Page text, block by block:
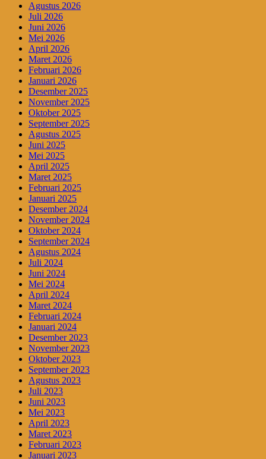
Agustus 2026
Juli 2026
Juni 2026
Mei 2026
April 2026
Maret 2026
Februari 2026
Januari 2026
Desember 2025
November 2025
Oktober 2025
September 2025
Agustus 2025
Juni 2025
Mei 2025
April 2025
Maret 2025
Februari 2025
Januari 2025
Desember 2024
November 2024
Oktober 2024
September 2024
Agustus 2024
Juli 2024
Juni 2024
Mei 2024
April 2024
Maret 2024
Februari 2024
Januari 2024
Desember 2023
November 2023
Oktober 2023
September 2023
Agustus 2023
Juli 2023
Juni 2023
Mei 2023
April 2023
Maret 2023
Februari 2023
Januari 2023